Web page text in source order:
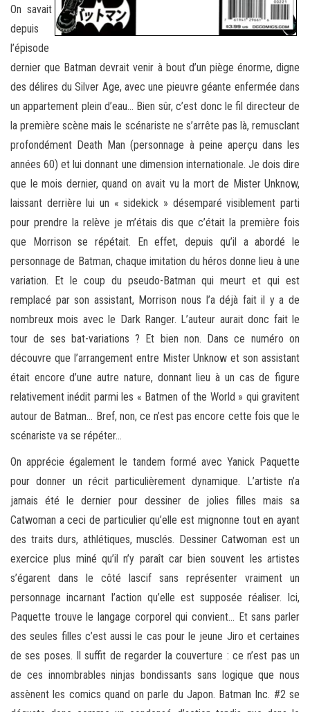
On savait
depuis
l’épisode
dernier que Batman devrait venir à bout d’un piège énorme, digne
des délires du Silver Age, avec une pieuvre géante enfermée dans
un appartement plein d’eau… Bien sûr, c’est donc le fil directeur de
la première scène mais le scénariste ne s’arrête pas là, remusclant
profondément Death Man (personnage à peine aperçu dans les
années 60) et lui donnant une dimension internationale. Je dois dire
que le mois dernier, quand on avait vu la mort de Mister Unknow,
laissant derrière lui un « sidekick » désemparé visiblement parti
pour prendre la relève je m’étais dis que c’était la première fois
que Morrison se répétait. En effet, depuis qu’il a abordé le
personnage de Batman, chaque imitation du héros donne lieu à une
variation. Et le coup du pseudo-Batman qui meurt et qui est
remplacé par son assistant, Morrison nous l’a déjà fait il y a de
nombreux mois avec le Dark Ranger. L’auteur aurait donc fait le
tour de ses bat-variations ? Et bien non. Dans ce numéro on
découvre que l’arrangement entre Mister Unknow et son assistant
était encore d’une autre nature, donnant lieu à un cas de figure
relativement inédit parmi les « Batmen of the World » qui gravitent
autour de Batman… Bref, non, ce n’est pas encore cette fois que le
scénariste va se répéter…
On apprécie également le tandem formé avec Yanick Paquette
pour donner un récit particulièrement dynamique. L’artiste n’a
jamais été le dernier pour dessiner de jolies filles mais sa
Catwoman a ceci de particulier qu’elle est mignonne tout en ayant
des traits durs, athlétiques, musclés. Dessiner Catwoman est un
exercice plus miné qu’il n’y paraît car bien souvent les artistes
s’égarent dans le côté lascif sans représenter vraiment un
personnage incarnant l’action qu’elle est supposée réaliser. Ici,
Paquette trouve le langage corporel qui convient… Et sans parler
des seules filles c’est aussi le cas pour le jeune Jiro et certaines
de ses poses. Il suffit de regarder la couverture : ce n’est pas un
de ces innombrables ninjas bondissants sans logique que nous
assènent les comics quand on parle du Japon. Batman Inc. #2 se